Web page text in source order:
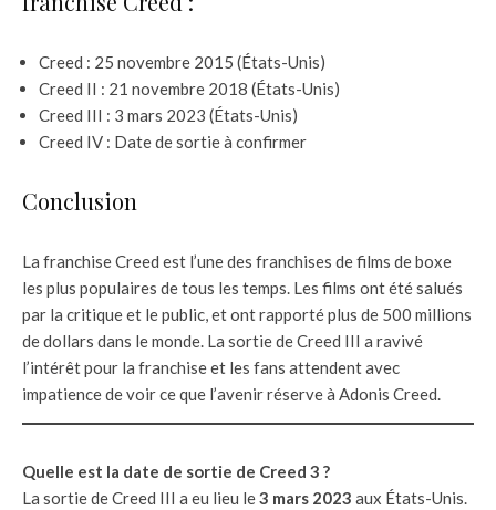
Creed : 25 novembre 2015 (États-Unis)
Creed II : 21 novembre 2018 (États-Unis)
Creed III : 3 mars 2023 (États-Unis)
Creed IV : Date de sortie à confirmer
Conclusion
La franchise Creed est l’une des franchises de films de boxe
les plus populaires de tous les temps. Les films ont été salués
par la critique et le public, et ont rapporté plus de 500 millions
de dollars dans le monde. La sortie de Creed III a ravivé
l’intérêt pour la franchise et les fans attendent avec
impatience de voir ce que l’avenir réserve à Adonis Creed.
Quelle est la date de sortie de Creed 3 ?
La sortie de Creed III a eu lieu le3 mars 2023 aux États-Unis.